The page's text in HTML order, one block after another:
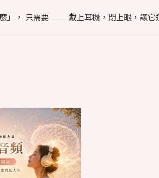
」， 只需要 ── 戴上耳機，閉上眼，讓它